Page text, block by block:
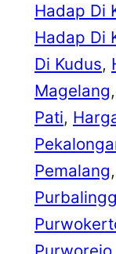
Hadap Di
Hadap Di
Di Kudus,
Magelang,
Pati,
Pemalang,